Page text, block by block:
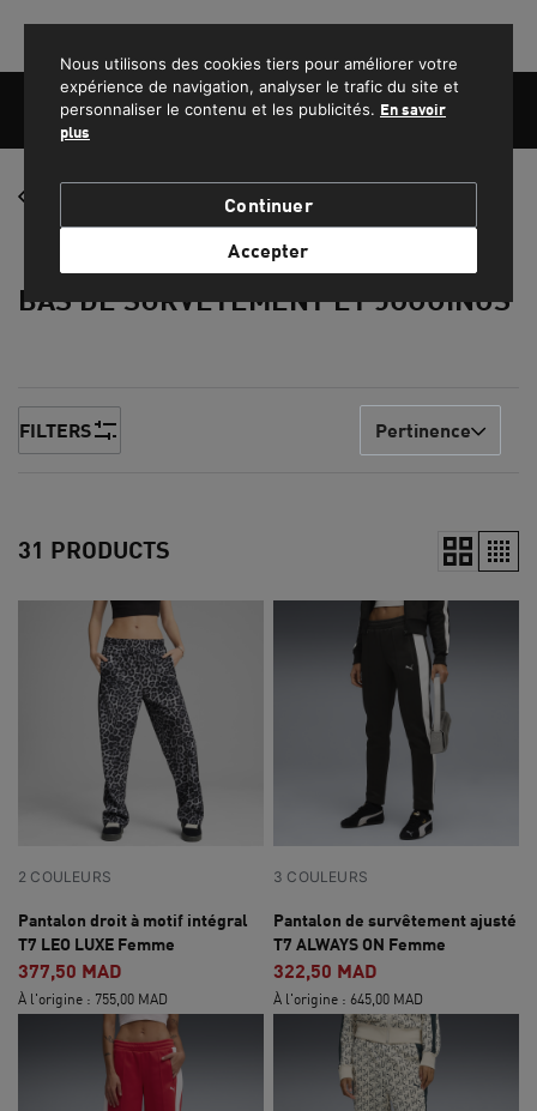
ENFANT
LIFESTYLE
PROMOS
BAS DE SURVÊTEMENT ET JOGGINGS
FILTERS Pertinence
31 PRODUCTS
2 COULEURS
Pantalon droit à motif intégral
T7 LEO LUXE Femme
377,50 MAD
À l'origine : 755,00 MAD
3 COULEURS
Pantalon de survêtement ajusté
T7 ALWAYS ON Femme
322,50 MAD
À l'origine : 645,00 MAD
Nous utilisons des cookies tiers pour améliorer votre
expérience de navigation, analyser le trafic du site et
personnaliser le contenu et les publicités. En savoir
plus
Continuer
Accepter